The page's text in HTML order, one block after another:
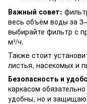
Важный совет:
весь объём воды за
выбирайте фильтр с
м³/ч.
Также стоит
листья, насекомых и
Безопасность и
каркасом
удобны, но и